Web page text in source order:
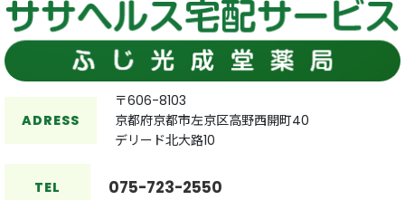
ADRESS
〒606-8103
京都府京都市左京区高野西開町40
デリード北大路10
TEL 075-723-2550